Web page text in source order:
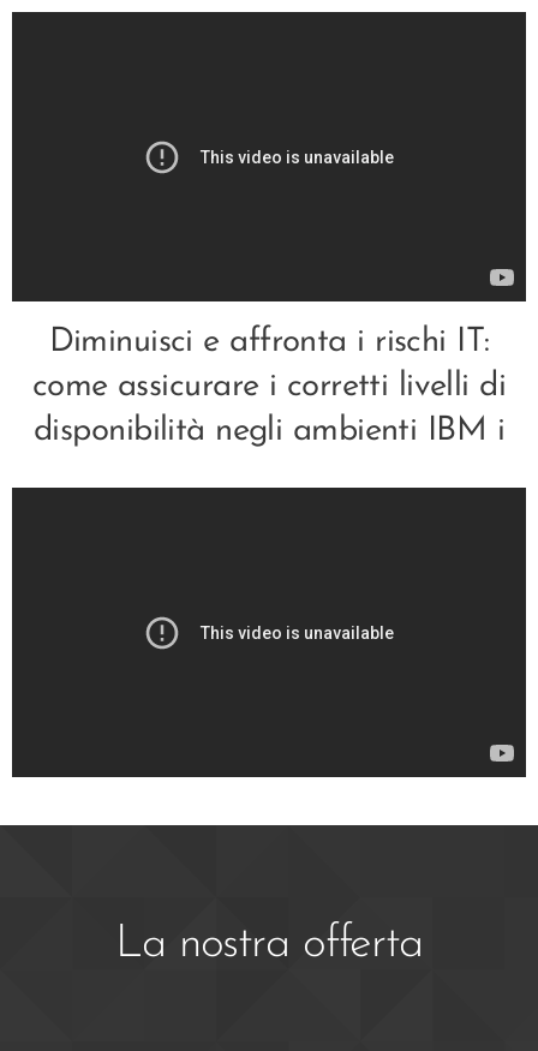
Diminuisci e affronta i rischi IT:
come assicurare i corretti livelli di
disponibilità negli ambienti IBM i
La nostra offerta